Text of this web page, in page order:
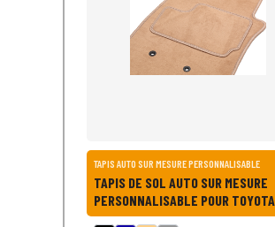
TAPIS AUTO SUR MESURE PERSONNALISABLE
TAPIS DE SOL AUTO SUR MESURE
PERSONNALISABLE POUR TOYOTA
AURIS- TOURING SPORTS TOUT